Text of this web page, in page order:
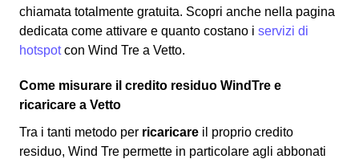
chiamata totalmente gratuita. Scopri anche nella pagina
dedicata come attivare e quanto costano i servizi di
hotspotcon Wind Tre a Vetto.
Come misurare il credito residuo WindTre e
ricaricare a Vetto
Tra i tanti metodo per ricaricare il proprio credito
residuo, Wind Tre permette in particolare agli abbonati